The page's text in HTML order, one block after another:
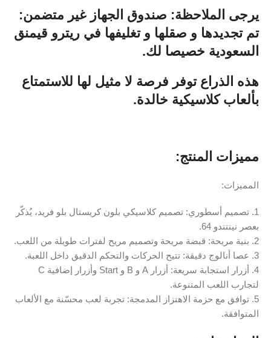
يرجى الملاحظة: صندوق الجهاز غير متضمن:
تم تجديدها و صقلها و تغليفها في ريترو قيمنق
السعودية خصيصا لك.
هذه الذراع توفر فرصة لا مثيل لها للاستمتاع
بألعاب كلاسيكية خالدة.
مميزات المنتج:
المميزات:
1. تصميم أسطوري: تصميم كلاسيكي بلون كريستال بلو فريد، يُذكّر
بعصر نينتندو 64.
2. بنية مريحة: قبضة مريحة وتصميم مريح لفترات طويلة من اللعب.
3. عصا أنالوج دقيقة: تتيح الحركات والتحكم الدقيق داخل اللعبة.
4. أزرار استجابة سريعة: أزرار A و B و Start وأزرار إضافية C
لتجارب اللعب المتنوعة.
5. توافق مع حزمة الاهتزاز المدمجة: تجربة لعب محسّنة مع الألعاب
المتوافقة.